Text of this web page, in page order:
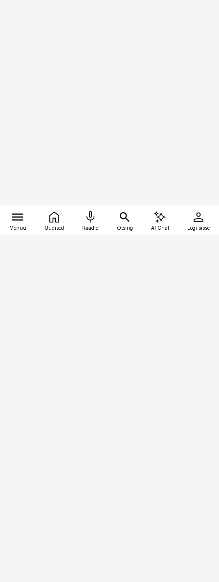
Menüü Uudised Raadio Otsing AI Chat Logi sisse